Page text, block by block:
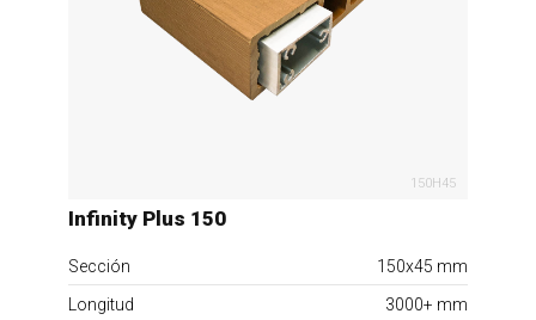
150H45
Infinity Plus 150
Sección
150x45 mm
Longitud
3000+ mm